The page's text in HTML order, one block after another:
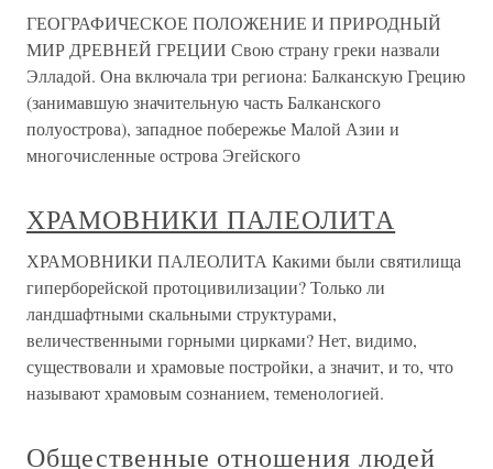
ГЕОГРАФИЧЕСКОЕ ПОЛОЖЕНИЕ И ПРИРОДНЫЙ
МИР ДРЕВНЕЙ ГРЕЦИИ Свою страну греки назвали
Элладой. Она включала три региона: Балканскую Грецию
(занимавшую значительную часть Балканского
полуострова), западное побережье Малой Азии и
многочисленные острова Эгейского
ХРАМОВНИКИ ПАЛЕОЛИТА
ХРАМОВНИКИ ПАЛЕОЛИТА Какими были святилища
гиперборейской протоцивилизации? Только ли
ландшафтными скальными структурами,
величественными горными цирками? Нет, видимо,
существовали и храмовые постройки, а значит, и то, что
называют храмовым сознанием, теменологией.
Общественные отношения людей